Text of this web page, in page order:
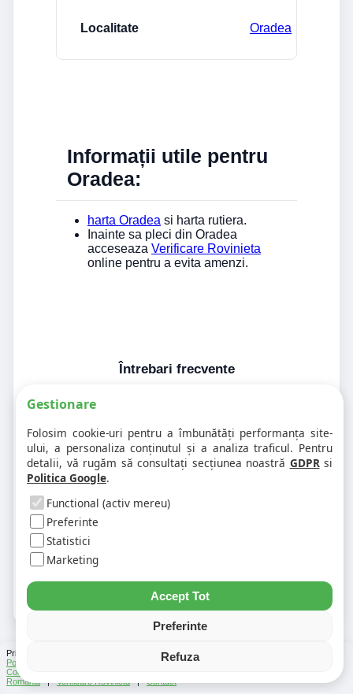
Oradea
Informații utile pentru
Oradea:
harta Oradea si harta rutiera.
Inainte sa pleci din Oradea
acceseaza Verificare Rovinieta
online pentru a evita amenzi.
Întrebari frecvente
funcție de numar?
2. Pot exista mai multe coduri postale
pe aceeasi strada?
3. Cum gasesc rapid codul postal
pentru alta strada sau alt oras?
Prin folosirea Chat-ului Privabon, intelegem ca esti de acord cu
Politica de confidentialitate
TestelefacuteCe urmeaza
Cod Postal
România|Verificare Rovinieta|Contact
Gestionare
Folosim cookie-uri pentru a îmbunătăți performanța site-
ului, a personaliza conținutul și a analiza traficul. Pentru
detalii, vă rugăm să consultați secțiunea noastră GDPRsi
Politica Google.
Functional (activ mereu)
Preferinte
Statistici
Marketing
Accept Tot
Preferinte
Refuza